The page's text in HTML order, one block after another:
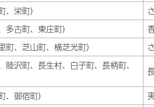
栄町）
古町、東庄町）
町、芝山町、横芝光町）
睦沢町、長生村、白子町、長柄町、
御宿町）